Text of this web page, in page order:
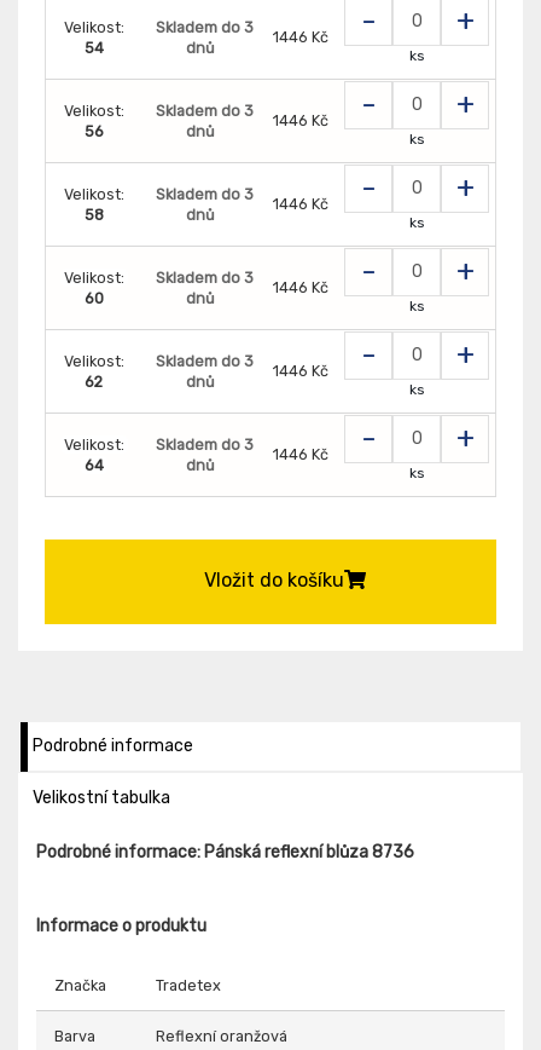
Velikost:
54
Skladem do 3
dnů
1446 Kč - +
ks
Velikost:
56
Skladem do 3
dnů
1446 Kč - +
ks
Velikost:
58
Skladem do 3
dnů
1446 Kč - +
ks
Velikost:
60
Skladem do 3
dnů
1446 Kč - +
ks
Velikost:
62
Skladem do 3
dnů
1446 Kč - +
ks
Velikost:
64
Skladem do 3
dnů
1446 Kč - +
ks
Vložit do košíku
Podrobné informace
Velikostní tabulka
Podrobné informace: Pánská reflexní blůza 8736
Informace o produktu
Značka Tradetex
Barva Reflexní oranžová